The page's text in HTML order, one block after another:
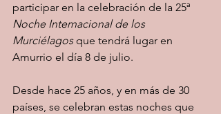
participar en la celebración de la 25ª
Noche Internacional de los
Murciélagos que tendrá lugar en
Amurrio el día 8 de julio.
Desde hace 25 años, y en más de 30
países, se celebran estas noches que